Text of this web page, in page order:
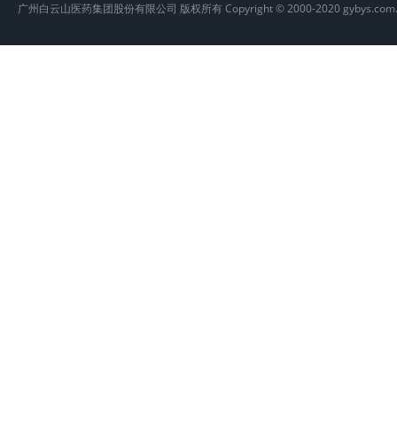
广州白云山医药集团股份有限公司 版权所有 Copyright © 2000-2020